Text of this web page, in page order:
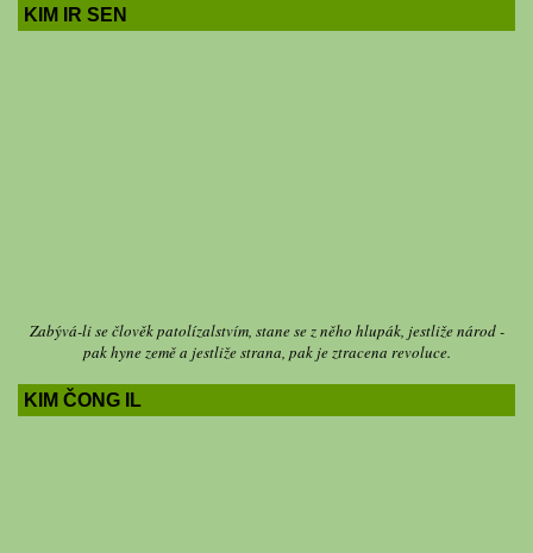
KIM IR SEN
pak hyne země a jestliže strana, pak je ztracena revoluce.